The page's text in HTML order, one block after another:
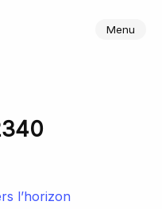
Menu
l’horizon